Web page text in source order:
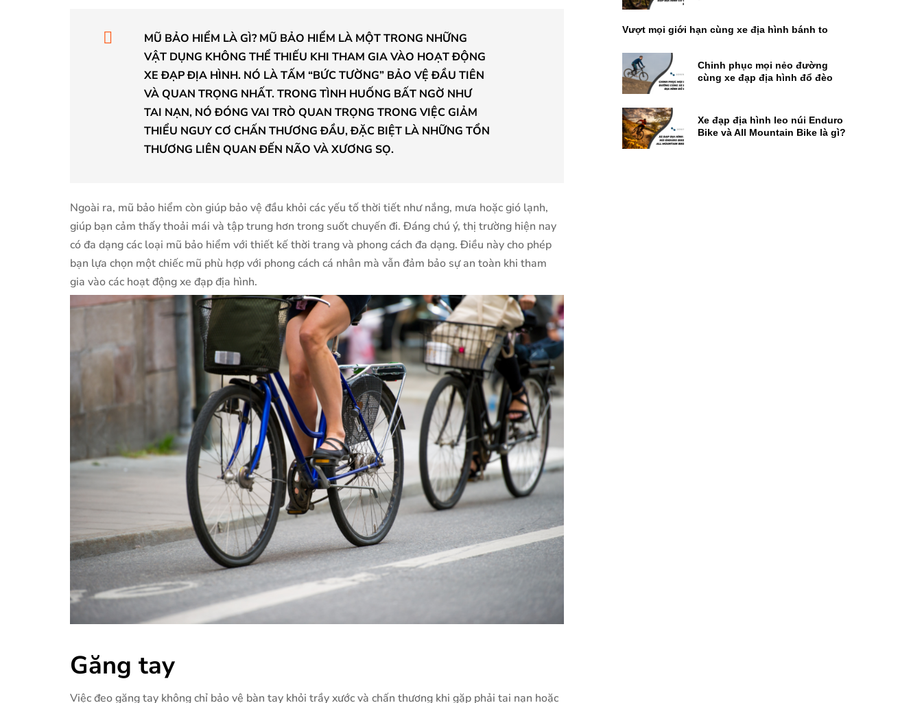
MŨ BẢO HIỂM LÀ GÌ? MŨ BẢO HIỂM LÀ MỘT TRONG NHỮNG
VẬT DỤNG KHÔNG THỂ THIẾU KHI THAM GIA VÀO HOẠT ĐỘNG
XE ĐẠP ĐỊA HÌNH. NÓ LÀ TẤM “BỨC TƯỜNG” BẢO VỆ ĐẦU TIÊN
VÀ QUAN TRỌNG NHẤT. TRONG TÌNH HUỐNG BẤT NGỜ NHƯ
TAI NẠN, NÓ ĐÓNG VAI TRÒ QUAN TRỌNG TRONG VIỆC GIẢM
THIỂU NGUY CƠ CHẤN THƯƠNG ĐẦU, ĐẶC BIỆT LÀ NHỮNG TỔN
THƯƠNG LIÊN QUAN ĐẾN NÃO VÀ XƯƠNG SỌ.
Ngoài ra, mũ bảo hiểm còn giúp bảo vệ đầu khỏi các yếu tố thời tiết như nắng, mưa hoặc gió lạnh,
giúp bạn cảm thấy thoải mái và tập trung hơn trong suốt chuyến đi. Đáng chú ý, thị trường hiện nay
có đa dạng các loại mũ bảo hiểm với thiết kế thời trang và phong cách đa dạng. Điều này cho phép
bạn lựa chọn một chiếc mũ phù hợp với phong cách cá nhân mà vẫn đảm bảo sự an toàn khi tham
gia vào các hoạt động xe đạp địa hình.
Găng tay
Việc đeo găng tay không chỉ bảo vệ bàn tay khỏi trầy xước và chấn thương khi gặp phải tai nạn hoặc
Vượt mọi giới hạn cùng xe địa hình bánh to
Chinh phục mọi nẻo đường
cùng xe đạp địa hình đổ đèo
Xe đạp địa hình leo núi Enduro
Bike và All Mountain Bike là gì?